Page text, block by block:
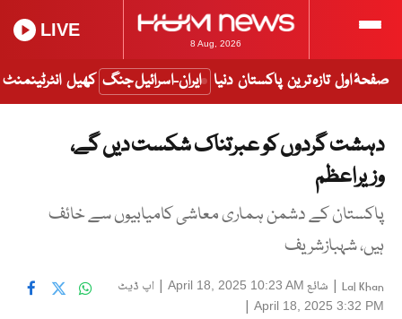
8 Aug, 2026
LIVE
صفحۂ اول تازہ ترین پاکستان دنیا ایران-اسرائیل جنگ کھیل انٹرٹینمنٹ
دہشت گردوں کو عبرتناک شکست دیں گے،
وزیراعظم
پاکستان کے دشمن ہماری معاشی کامیابیوں سے خائف
ہیں، شہبازشریف
Lal Khan
| شائع April 18, 2025 10:23 AM
| اپ ڈیٹ
April 18, 2025 3:32 PM
|